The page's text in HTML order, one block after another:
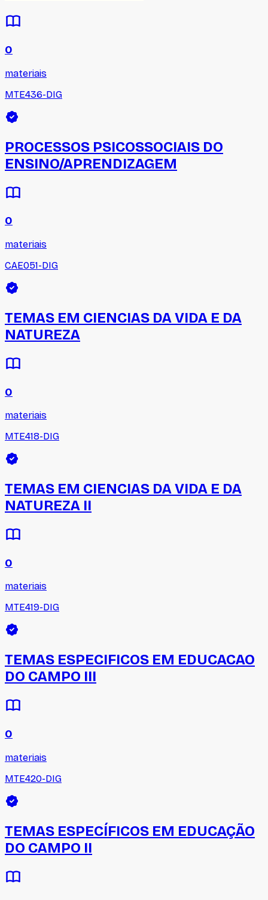
0
materiais
MTE436-DIG
PROCESSOS PSICOSSOCIAIS DO
ENSINO/APRENDIZAGEM
0
materiais
CAE051-DIG
TEMAS EM CIENCIAS DA VIDA E DA
NATUREZA
0
materiais
MTE418-DIG
TEMAS EM CIENCIAS DA VIDA E DA
NATUREZA II
0
materiais
MTE419-DIG
TEMAS ESPECIFICOS EM EDUCACAO
DO CAMPO III
0
materiais
MTE420-DIG
TEMAS ESPECÍFICOS EM EDUCAÇÃO
DO CAMPO II